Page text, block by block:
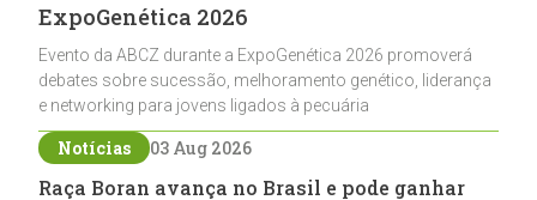
ExpoGenética 2026
Evento da ABCZ durante a ExpoGenética 2026 promoverá
debates sobre sucessão, melhoramento genético, liderança
e networking para jovens ligados à pecuária
Notícias 03 Aug 2026
Raça Boran avança no Brasil e pode ganhar